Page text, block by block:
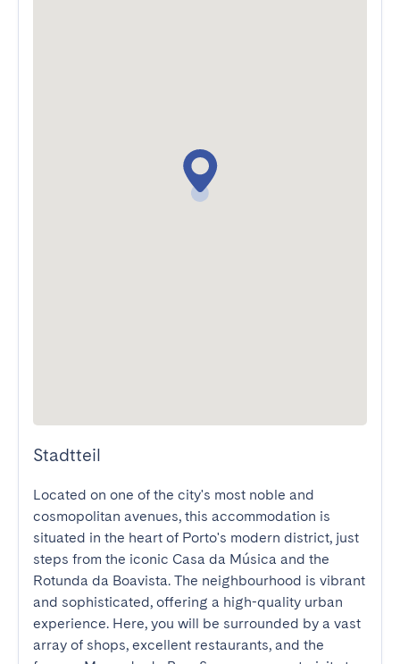
Stadtteil
Located on one of the city's most noble and
cosmopolitan avenues, this accommodation is
situated in the heart of Porto's modern district, just
steps from the iconic Casa da Música and the
Rotunda da Boavista. The neighbourhood is vibrant
and sophisticated, offering a high-quality urban
experience. Here, you will be surrounded by a vast
array of shops, excellent restaurants, and the